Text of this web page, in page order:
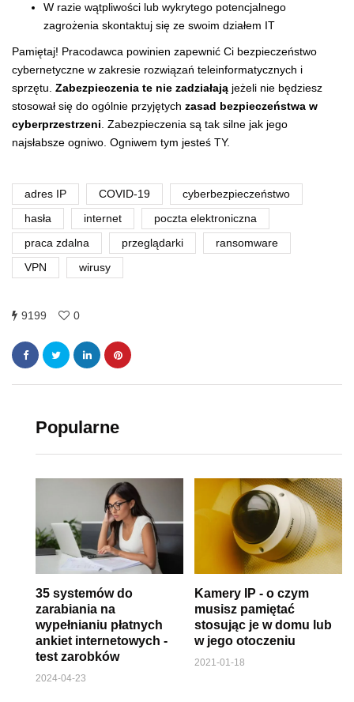
W razie wątpliwości lub wykrytego potencjalnego
zagrożenia skontaktuj się ze swoim działem IT
Pamiętaj! Pracodawca powinien zapewnić Ci bezpieczeństwo
cybernetyczne w zakresie rozwiązań teleinformatycznych i
sprzętu. Zabezpieczenia te nie zadziałają jeżeli nie będziesz
stosował się do ogólnie przyjętych zasad bezpieczeństwa w
cyberprzestrzeni. Zabezpieczenia są tak silne jak jego
najsłabsze ogniwo. Ogniwem tym jesteś TY.
adres IP COVID-19 cyberbezpieczeństwo
hasła internet poczta elektroniczna
praca zdalna przeglądarki ransomware
VPN wirusy
9199 0
Popularne
35 systemów do
zarabiania na
wypełnianiu płatnych
ankiet internetowych -
test zarobków
2024-04-23
Kamery IP - o czym
musisz pamiętać
stosując je w domu lub
w jego otoczeniu
2021-01-18